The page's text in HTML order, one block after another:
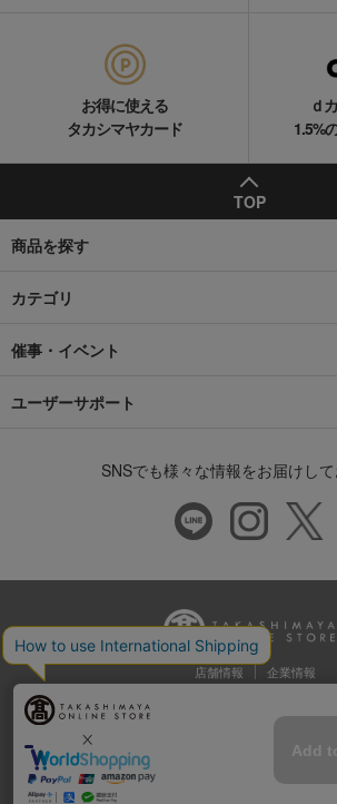
お得に使える
タカシマヤカード
ｄ
1.5%
TOP
商品を探す
カテゴリ
催事・イベント
ユーザーサポート
SNSでも様々な情報をお届けし
店舗情報 企業情報
推奨環境 特定商取引法に基づく表示
プ
Cookie等の第三者提供について
ウェブア